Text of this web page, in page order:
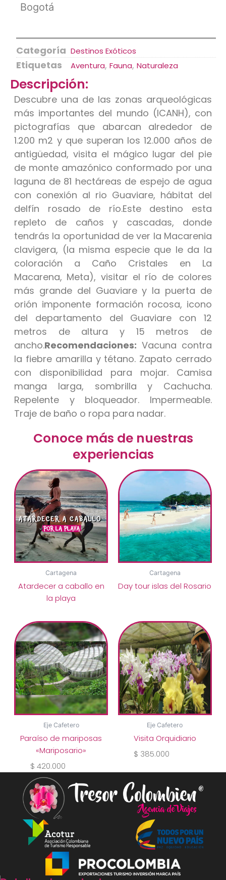
Bogotá
Categoría Destinos Exóticos
Etiquetas Aventura,Fauna,Naturaleza
Descripción:
Descubre una de las zonas arqueológicas
más importantes del mundo (ICANH), con
pictografías que abarcan alrededor de
1.200 m2 y que superan los 12.000 años de
antigüedad, visita el mágico lugar del pie
de monte amazónico conformado por una
laguna de 81 hectáreas de espejo de agua
con conexión al rio Guaviare, hábitat del
delfín rosado de río.Este destino esta
repleto de caños y cascadas, donde
tendrás la oportunidad de ver la Macarenia
clavigera, (la misma especie que le da la
coloración a Caño Cristales en La
Macarena, Meta), visitar el río de colores
más grande del Guaviare y la puerta de
orión imponente formación rocosa, icono
del departamento del Guaviare con 12
metros de altura y 15 metros de
ancho.Recomendaciones: Vacuna contra
la fiebre amarilla y tétano. Zapato cerrado
con disponibilidad para mojar. Camisa
manga larga, sombrilla y Cachucha.
Repelente y bloqueador. Impermeable.
Traje de baño o ropa para nadar.
Conoce más de nuestras
experiencias
Cartagena
Atardecer a caballo en
la playa
Cartagena
Day tour islas del Rosario
Eje Cafetero
Paraíso de mariposas
«Mariposario»
$ 420.000
Eje Cafetero
Visita Orquidiario
$ 385.000